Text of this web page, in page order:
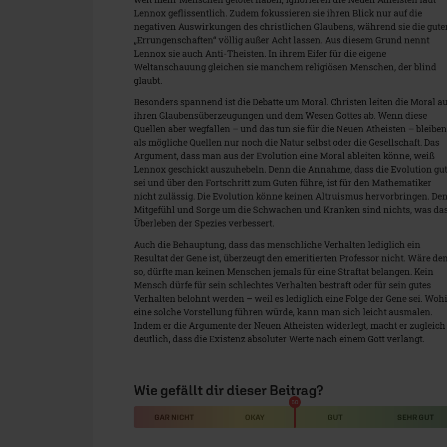
Lennox geflissentlich. Zudem fokussieren sie ihren Blick nur auf die
negativen Auswirkungen des christlichen Glaubens, während sie die
„Errungenschaften“ völlig außer Acht lassen. Aus diesem Grund nennt
Lennox sie auch Anti-Theisten. In ihrem Eifer für die eigene
Weltanschauung gleichen sie manchem religiösen Menschen, der blind
glaubt.
Besonders spannend ist die Debatte um Moral. Christen leiten die Moral
ihren Glaubensüberzeugungen und dem Wesen Gottes ab. Wenn diese
Quellen aber wegfallen – und das tun sie für die Neuen Atheisten – bleiben
als mögliche Quellen nur noch die Natur selbst oder die Gesellschaft. Das
Argument, dass man aus der Evolution eine Moral ableiten könne, weiß
Lennox geschickt auszuhebeln. Denn die Annahme, dass die Evolution
sei und über den Fortschritt zum Guten führe, ist für den Mathematiker
nicht zulässig. Die Evolution könne keinen Altruismus hervorbringen.
Mitgefühl und Sorge um die Schwachen und Kranken sind nichts, was
Überleben der Spezies verbessert.
Auch die Behauptung, dass das menschliche Verhalten lediglich ein
Resultat der Gene ist, überzeugt den emeritierten Professor nicht. Wäre
so, dürfte man keinen Menschen jemals für eine Straftat belangen. Kein
Mensch dürfe für sein schlechtes Verhalten bestraft oder für sein gutes
Verhalten belohnt werden – weil es lediglich eine Folge der Gene sei.
eine solche Vorstellung führen würde, kann man sich leicht ausmalen.
Indem er die Argumente der Neuen Atheisten widerlegt, macht er zugleich
deutlich, dass die Existenz absoluter Werte nach einem Gott verlangt.
Wie gefällt dir dieser Beitrag?
GAR NICHT OKAY GUT SEHR GUT
50